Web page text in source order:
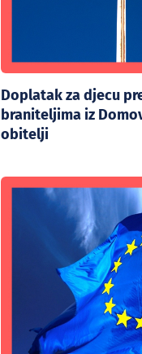
Doplatak za djecu
braniteljima iz
obitelji